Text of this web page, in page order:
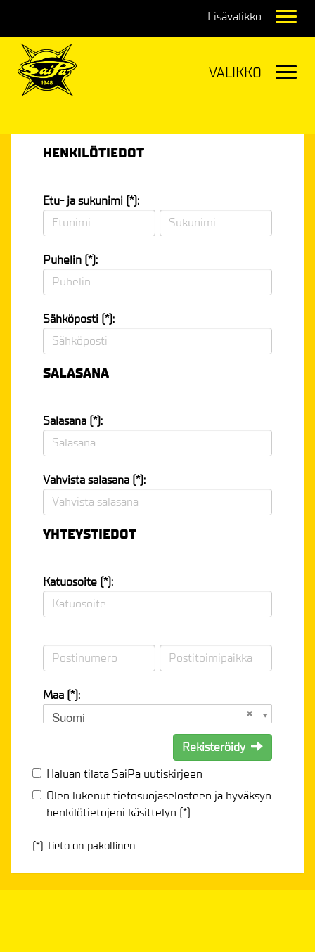
HENKILÖTIEDOT
Etu- ja sukunimi (*):
Puhelin (*):
Sähköposti (*):
SALASANA
Salasana (*):
Vahvista salasana (*):
YHTEYSTIEDOT
Katuosoite (*):
Maa (*):
Suomi
Rekisteröidy
Haluan tilata SaiPa uutiskirjeen
Olen lukenuttietosuojaselosteen ja hyväksyn
henkilötietojeni käsittelyn (*)
(*) Tieto on pakollinen